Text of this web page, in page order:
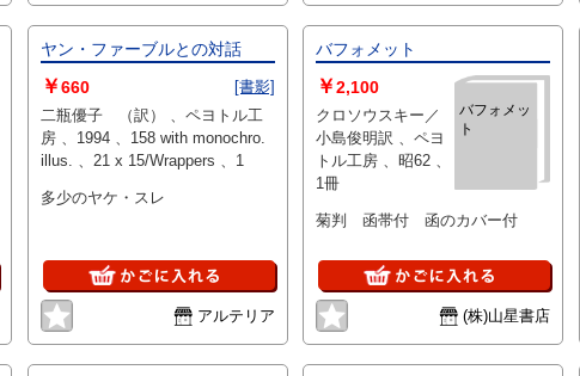
ヤン・ファーブルとの対話
[書影]
￥660
二瓶優子 （訳） 、ペヨトル工
房 、1994 、158 with monochro.
illus. 、21 x 15/Wrappers 、1
多少のヤケ・スレ
アルテリア
バフォメット
バフォメッ
ト
￥2,100
クロソウスキー／
小島俊明訳 、ペヨ
トル工房 、昭62 、
1冊
菊判 函帯付 函のカバー付
(株)山星書店